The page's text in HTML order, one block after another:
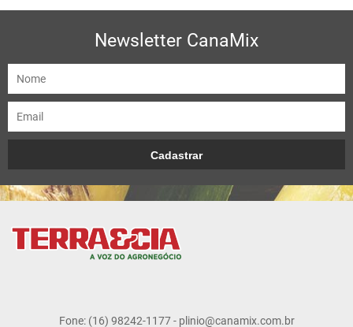
Newsletter CanaMix
Fone: (16) 98242-1177 - plinio@canamix.com.br